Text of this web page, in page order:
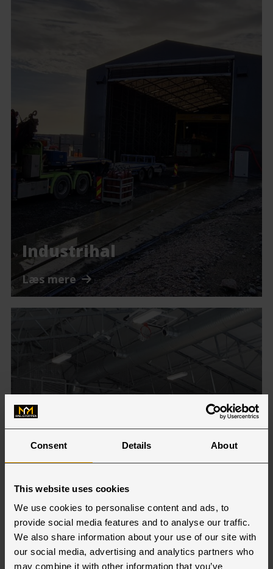
Consent Details About
This website uses cookies
We use cookies to personalise content and ads, to
provide social media features and to analyse our traffic.
We also share information about your use of our site with
our social media, advertising and analytics partners who
may combine it with other information that you’ve
Industrihal
Læs mere